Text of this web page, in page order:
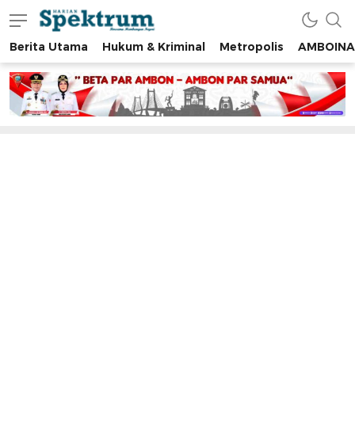
spektrumonline.com
Berita Utama Hukum & Kriminal Metropolis AMBOINA